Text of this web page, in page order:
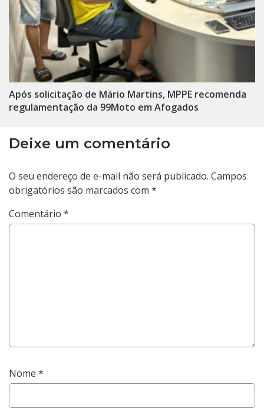
Após solicitação de Mário Martins, MPPE recomenda
regulamentação da 99Moto em Afogados
Deixe um comentário
O seu endereço de e-mail não será publicado. Campos
obrigatórios são marcados com *
Comentário *
Nome *